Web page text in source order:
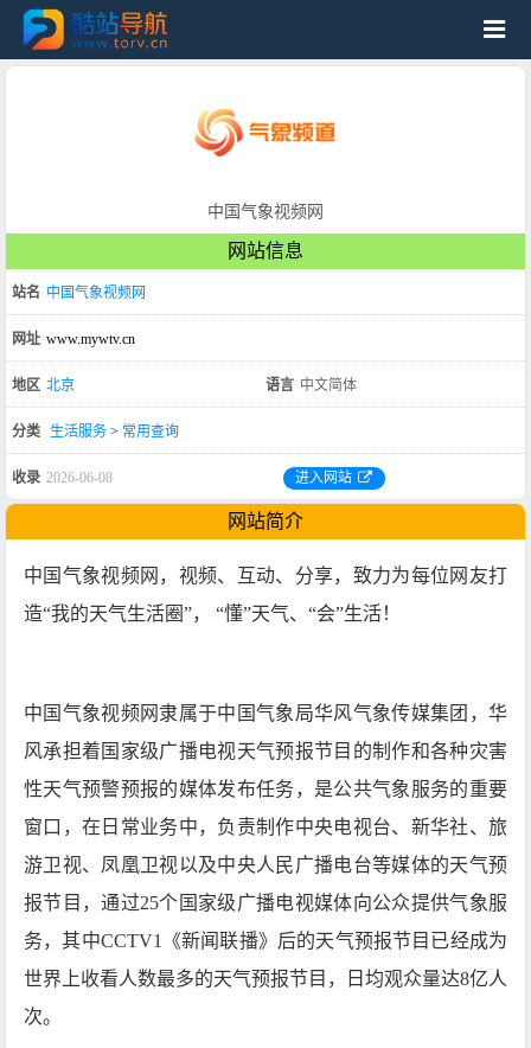
中国气象视频网
网站信息
站名 中国气象视频网
网址 www.mywtv.cn
地区 北京 语言 中文简体
分类 生活服务 > 常用查询
收录 2026-06-08 进入网站
网站简介
中国气象视频网，视频、互动、分享，致力为每位网友打
造“我的天气生活圈”， “懂”天气、“会”生活！
中国气象视频网隶属于中国气象局华风气象传媒集团，华
风承担着国家级广播电视天气预报节目的制作和各种灾害
性天气预警预报的媒体发布任务，是公共气象服务的重要
窗口，在日常业务中，负责制作中央电视台、新华社、旅
游卫视、凤凰卫视以及中央人民广播电台等媒体的天气预
报节目，通过25个国家级广播电视媒体向公众提供气象服
务，其中CCTV1《新闻联播》后的天气预报节目已经成为
世界上收看人数最多的天气预报节目，日均观众量达8亿人
次。